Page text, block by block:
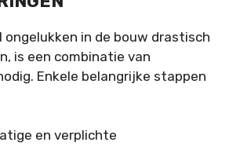
ongelukken in de bouw drastisch
is een combinatie van
Enkele belangrijke stappen
en verplichte